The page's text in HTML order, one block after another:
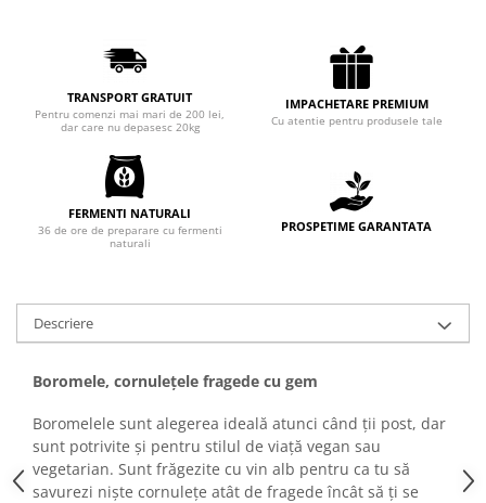
Prajituri Red Collection
Prajituri cu fructe
Prajituri cafea
Prajituri de Craciun
Torturi ambalate
Chec mini
Biscuiti
Turta dulce
Turta dulce cu nuci
Turta dulce cu miere
Croissant
Croissant Duofino
TRANSPORT GRATUIT
Pentru comenzi mai mari de 200 lei,
dar care nu depasesc 20kg
IMPACHETARE PREMIUM
Cu atentie pentru produsele tale
FERMENTI NATURALI
36 de ore de preparare cu fermenti
naturali
PROSPETIME GARANTATA
Descriere
Boromele, cornulețele fragede cu gem
Boromelele sunt alegerea ideală atunci când ții post, dar
sunt potrivite și pentru stilul de viață vegan sau
vegetarian. Sunt frăgezite cu vin alb pentru ca tu să
savurezi niște cornulețe atât de fragede încât să ți se